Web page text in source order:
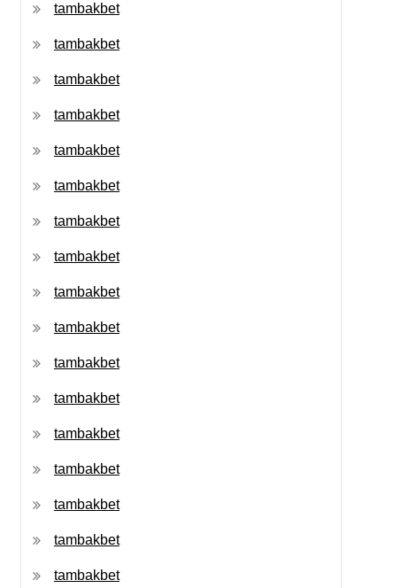
tambakbet
tambakbet
tambakbet
tambakbet
tambakbet
tambakbet
tambakbet
tambakbet
tambakbet
tambakbet
tambakbet
tambakbet
tambakbet
tambakbet
tambakbet
tambakbet
tambakbet